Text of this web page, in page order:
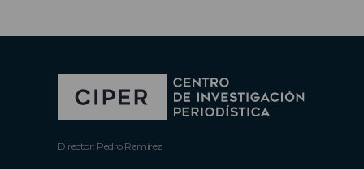
Director: Pedro Ramírez